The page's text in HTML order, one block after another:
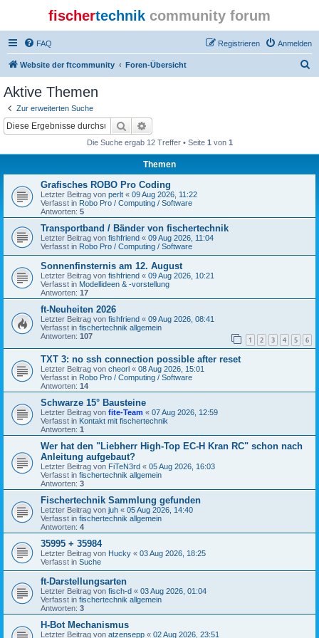
fischertechnik community forum
FAQ Anmelden
Registrieren
Website der ftcommunity Foren-Übersicht
Aktive Themen
Zur erweiterten Suche
Suche
Die Suche ergab 12 Treffer • Seite 1 von 1
Themen
Grafisches ROBO Pro Coding
Letzter Beitrag von perlt « 09 Aug 2026, 11:22
Verfasst in Robo Pro / Computing / Software
Antworten: 5
Transportband / Bänder von fischertechnik
Letzter Beitrag von fishfriend « 09 Aug 2026, 11:04
Verfasst in Robo Pro / Computing / Software
Sonnenfinsternis am 12. August
Letzter Beitrag von fishfriend « 09 Aug 2026, 10:21
Verfasst in Modellideen & -vorstellung
Antworten: 17
ft-Neuheiten 2026
Letzter Beitrag von fishfriend « 09 Aug 2026, 08:41
Verfasst in fischertechnik allgemein
Antworten: 107 1 2 3 4 5 6
TXT 3: no ssh connection possible after reset
Letzter Beitrag von cheorl « 08 Aug 2026, 15:01
Verfasst in Robo Pro / Computing / Software
Antworten: 14
Schwarze 15° Bausteine
Letzter Beitrag von fite-Team « 07 Aug 2026, 12:59
Verfasst in Kontakt mit fischertechnik
Antworten: 1
Wer hat den "Liebherr High-Top EC-H Kran RC" schon nach
Anleitung aufgebaut?
Letzter Beitrag von FiTeN3rd « 05 Aug 2026, 16:03
Verfasst in fischertechnik allgemein
Antworten: 3
Fischertechnik Sammlung gefunden
Letzter Beitrag von juh « 05 Aug 2026, 14:40
Verfasst in fischertechnik allgemein
Antworten: 4
35995 + 35984
Letzter Beitrag von Hucky « 03 Aug 2026, 18:25
Verfasst in Suche
ft-Darstellungsarten
Letzter Beitrag von fisch-d « 03 Aug 2026, 01:04
Verfasst in fischertechnik allgemein
Antworten: 3
H-Bot Mechanismus
Letzter Beitrag von atzensepp « 02 Aug 2026, 23:51